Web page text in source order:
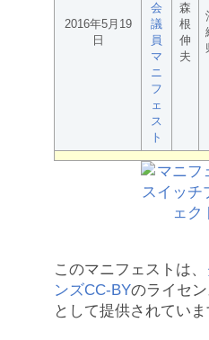
2016年5月19
日
会
議
員
マ
ニ
フ
ェ
ス
ト
森
根
伸
夫
このマニフェストは、
ンズCC-BYのライセ
として提供されていま